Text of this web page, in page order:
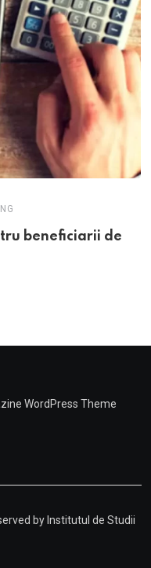
beneficiarii de
WordPress Theme
by Institutul de Studii